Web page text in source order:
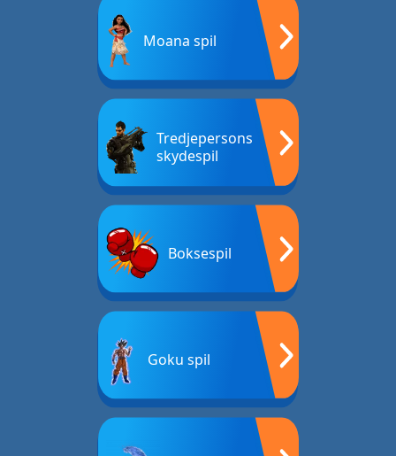
Moana spil
Tredjepersons
skydespil
Boksespil
Goku spil